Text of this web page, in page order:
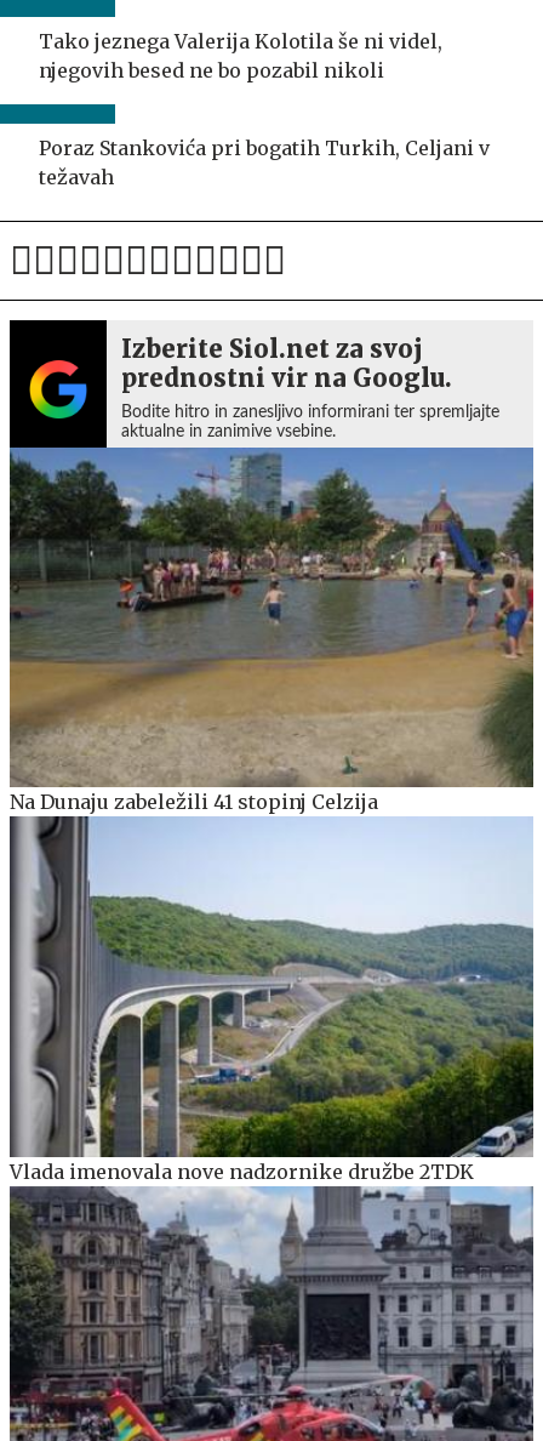
Tako jeznega Valerija Kolotila še ni videl,
njegovih besed ne bo pozabil nikoli
Poraz Stankovića pri bogatih Turkih, Celjani v
težavah
Izberite Siol.net za svoj
prednostni vir na Googlu.
Bodite hitro in zanesljivo informirani ter spremljajte
aktualne in zanimive vsebine.
Na Dunaju zabeležili 41 stopinj Celzija
Vlada imenovala nove nadzornike družbe 2TDK